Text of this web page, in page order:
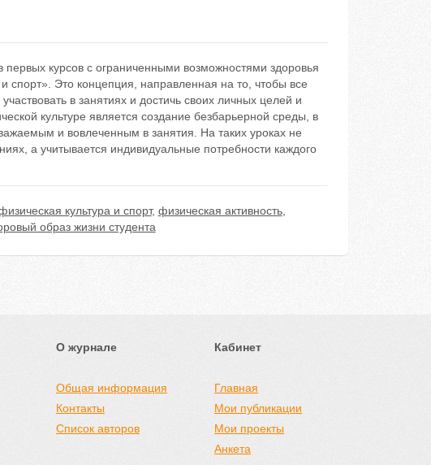
первых курсов с ограниченными возможностями здоровья
спорт». Это концепция, направленная на то, чтобы все
в занятиях и достичь своих личных целей и
культуре является создание безбарьерной среды, в
и вовлеченным в занятия. На таких уроках не
а учитывается индивидуальные потребности каждого
культура и спорт, физическая активность,
образ жизни студента
О журнале
Общая информация
Контакты
Список авторов
Кабинет
Главная
Мои публикации
Мои проекты
Анкета